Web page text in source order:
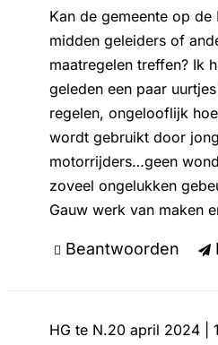
Kan de gemeente op
midden geleiders of
maatregelen treffen? Ik
geleden een paar
regelen, ongelooflijk
wordt gebruikt door
motorrijders…geen
zoveel ongelukken
Gauw werk van maken
Beantwoorden
HG te N.20 april 2024 |